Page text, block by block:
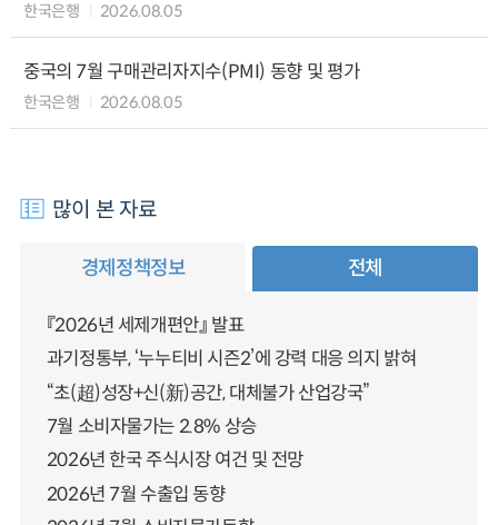
한국은행 2026.08.05
중국의 7월 구매관리자지수(PMI) 동향 및 평가
한국은행 2026.08.05
많이 본 자료
경제정책정보 전체
『2026년 세제개편안』 발표
과기정통부, ‘누누티비 시즌2’에 강력 대응 의지 밝혀
“초(超)성장+신(新)공간, 대체불가 산업강국”
7월 소비자물가는 2.8% 상승
2026년 한국 주식시장 여건 및 전망
2026년 7월 수출입 동향